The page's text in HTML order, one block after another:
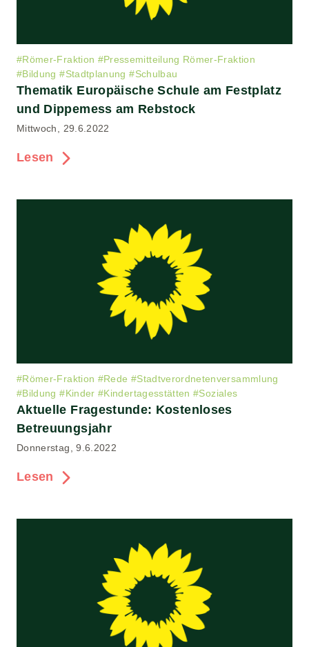
#Römer-Fraktion #Pressemitteilung Römer-Fraktion
#Bildung #Stadtplanung #Schulbau
Thematik Europäische Schule am Festplatz
und Dippemess am Rebstock
Mittwoch, 29.6.2022
Lesen
#Römer-Fraktion #Rede #Stadtverordnetenversammlung
#Bildung #Kinder #Kindertagesstätten #Soziales
Aktuelle Fragestunde: Kostenloses
Betreuungsjahr
Donnerstag, 9.6.2022
Lesen